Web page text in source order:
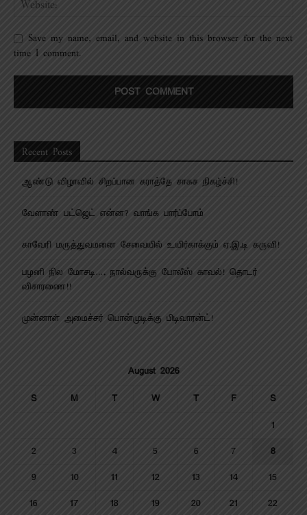
Save my name, email, and website in this browser for the next
time I comment.
Recent Posts
ஆண்டு விழாவில் சிறப்பான கராத்தே சாகச நிகழ்ச்சி!
வேளாண் பட்ஜெட் என்ன? வாங்க பார்ப்போம்
காவேரி மருத்துவமனை சேவையில் உயிர்காக்கும் ஏ.இ.டி கருவி!
பழனி நில மோசடி…. நால்வருக்கு போலீஸ் காவல்! தொடர்
விசாரணை!!
முன்னாள் அமைச்சர் பொன்முடிக்கு பிடிவாரன்ட்!
August 2026
S M T W T F S
1
2 3 4 5 6 7 8
9 10 11 12 13 14 15
16 17 18 19 20 21 22